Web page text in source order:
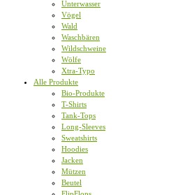
Unterwasser
Vögel
Wald
Waschbären
Wildschweine
Wölfe
Xtra-Typo
Alle Produkte
Bio-Produkte
T-Shirts
Tank-Tops
Long-Sleeves
Sweatshirts
Hoodies
Jacken
Mützen
Beutel